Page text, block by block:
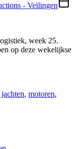
- Veilingen
week 25.
op deze wekelijkse
, motoren,